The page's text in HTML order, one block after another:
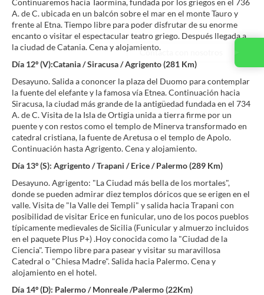
Continuaremos hacia Taormina, fundada por los griegos en el 736
A. de C. ubicada en un balcón sobre el mar en el monte Tauro y
frente al Etna. Tiempo libre para poder disfrutar de su enorme
encanto o visitar el espectacular teatro griego. Después llegada a
la ciudad de Catania. Cena y alojamiento.
Día 12º (V):Catania / Siracusa / Agrigento (281 Km)
Desayuno. Salida a cononcer la plaza del Duomo para contemplar
la fuente del elefante y la famosa vía Etnea. Continuación hacia
Siracusa, la ciudad más grande de la antigüedad fundada en el 734
A. de C. Visita de la Isla de Ortigia unida a tierra firme por un
puente y con restos como el templo de Minerva transformado en
catedral cristiana, la fuente de Aretusa o el templo de Apolo.
Continuación hasta Agrigento. Cena y alojamiento.
Día 13º (S): Agrigento / Trapani / Erice / Palermo (289 Km)
Desayuno. Agrigento: "La Ciudad más bella de los mortales",
donde se pueden admirar diez templos dóricos que se erigen en el
valle. Visita de "la Valle dei Templi" y salida hacia Trapani con
posibilidad de visitar Erice en funicular, uno de los pocos pueblos
típicamente medievales de Sicilia (Funicular y almuerzo incluidos
en el paquete Plus P+) .Hoy conocida como la "Ciudad de la
Ciencia". Tiempo libre para pasear y visitar su maravillosa
Catedral o "Chiesa Madre". Salida hacia Palermo. Cena y
alojamiento en el hotel.
Día 14º (D): Palermo / Monreale /Palermo (22Km)
Contacta con nosotros